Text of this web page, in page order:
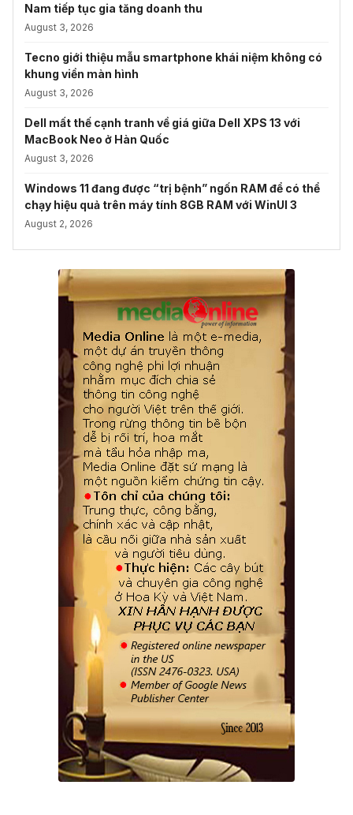
Nam tiếp tục gia tăng doanh thu
August 3, 2026
Tecno giới thiệu mẫu smartphone khái niệm không có
khung viền màn hình
August 3, 2026
Dell mất thế cạnh tranh về giá giữa Dell XPS 13 với
MacBook Neo ở Hàn Quốc
August 3, 2026
Windows 11 đang được “trị bệnh” ngốn RAM để có thể
chạy hiệu quả trên máy tính 8GB RAM với WinUI 3
August 2, 2026